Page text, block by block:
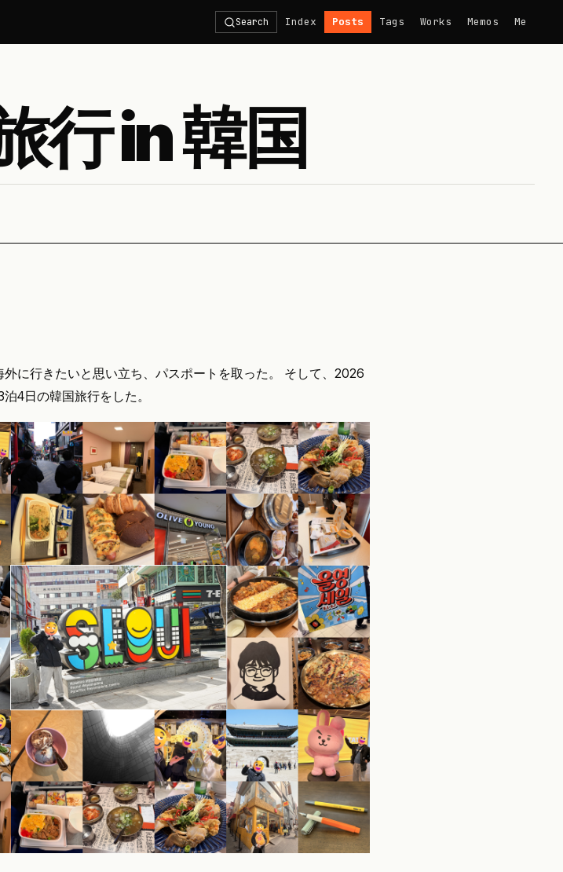
Search Index Posts Tags Works Memos Me
行 in 韓国
に行きたいと思い立ち、パスポートを取った。 そして、2026
4日の韓国旅行をした。